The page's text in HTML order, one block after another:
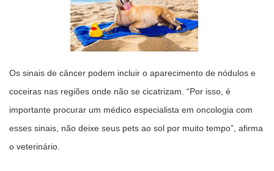
Os sinais de câncer podem incluir o aparecimento de nódulos e
coceiras nas regiões onde não se cicatrizam. “Por isso, é
importante procurar um médico especialista em oncologia com
esses sinais, não deixe seus pets ao sol por muito tempo”, afirma
o veterinário.